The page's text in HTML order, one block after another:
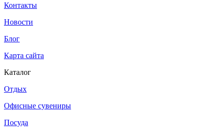
Контакты
Новости
Блог
Карта сайта
Каталог
Отдых
Офисные сувениры
Посуда